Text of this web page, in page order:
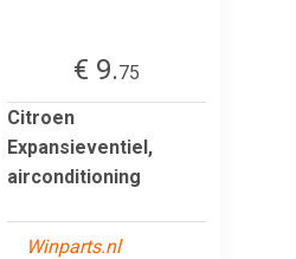
€ 9.75
Citroen
Expansieventiel,
airconditioning
Winparts.nl